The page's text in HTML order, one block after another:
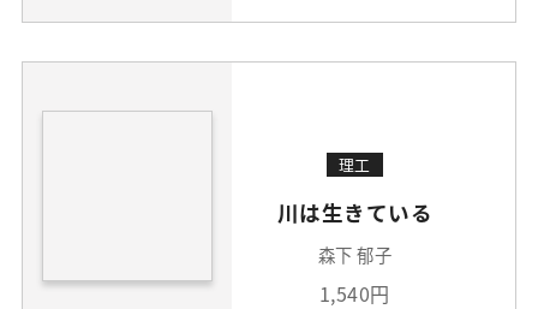
理工
川は生きている
森下 郁子
1,540円